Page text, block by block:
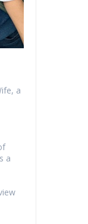
a
a